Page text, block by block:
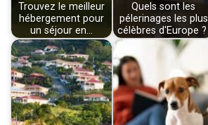
Trouvez le meilleur
hébergement pour
un séjour en…
Quels sont les
pélerinages les plus
célèbres d'Europe ?